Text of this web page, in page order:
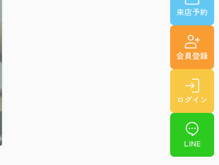
来店予約
会員登録
ログイン
LINE